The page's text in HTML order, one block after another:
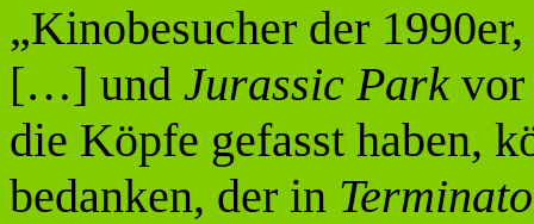
„Kinobesucher der
[…] und Jurassic Parkvor
die Köpfe gefasst haben,
bedanken, der in